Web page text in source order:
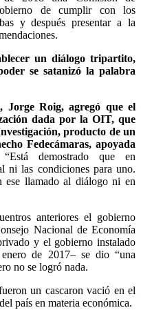
de cumplir con los
y después presentar a la
un diálogo tripartito,
se satanizó la palabra
Jorge Roig, agregó que el
dada por la OIT, que
producto de un
Fedecámaras, apoyada
“Está demostrado que en
ni las condiciones para uno.
llamado al diálogo ni en
anteriores el gobierno
Nacional de Economía
y el gobierno instalado
de 2017– se dio “una
no se logró nada.
un cascaron vació en el
país en materia económica.